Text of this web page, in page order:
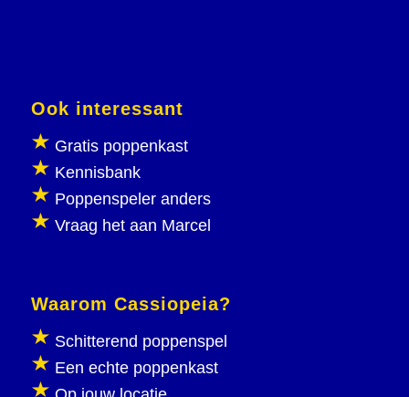
Ook interessant
Gratis poppenkast
Kennisbank
Poppenspeler anders
Vraag het aan Marcel
Waarom Cassiopeia?
Schitterend poppenspel
Een echte poppenkast